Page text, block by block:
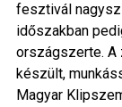
fesztivál
időszakban
országszerte. A
készült,
Magyar